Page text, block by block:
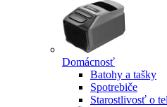
Domácnosť
Batohy a tašky
Spotrebiče
Starostlivosť o